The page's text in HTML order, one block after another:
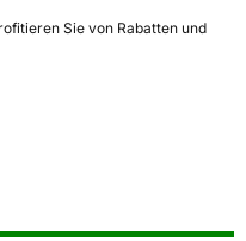
Sie von Rabatten und